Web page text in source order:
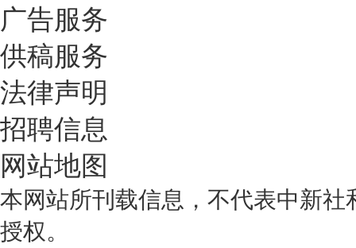
广告服务
供稿服务
法律声明
招聘信息
网站地图
本网站所刊载信息，不代表中新
授权。